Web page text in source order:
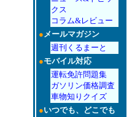
クス
コラム&レビュー
●メールマガジン
週刊くるまーと
●モバイル対応
運転免許問題集
ガソリン価格調査
車物知りクイズ
●いつでも、どこでも